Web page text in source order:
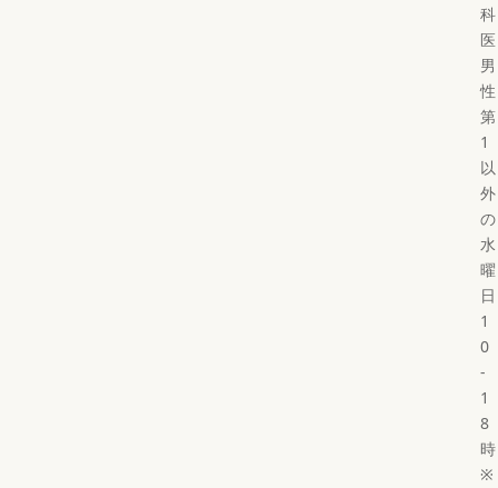
科
医
男
性
第
1
以
外
の
水
曜
日
1
0
-
1
8
時
※